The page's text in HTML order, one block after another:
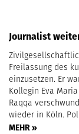
Journalist
Freilassung des
einzusetzen. Er
Kollegin Eva
Raqqa
wieder in Köln.
MEHR »